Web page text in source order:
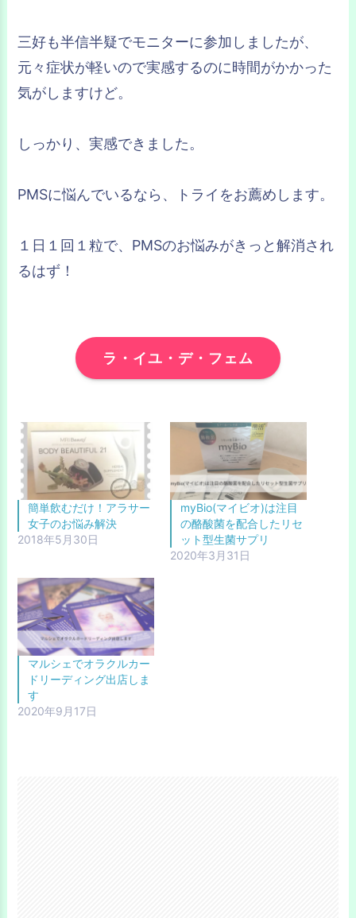
三好も半信半疑でモニターに参加しましたが、
元々症状が軽いので実感するのに時間がかかった
気がしますけど。
しっかり、実感できました。
PMSに悩んでいるなら、トライをお薦めします。
１日１回１粒で、PMSのお悩みがきっと解消され
るはず！
ラ・イユ・デ・フェム
簡単飲むだけ！アラサー
女子のお悩み解決
2018年5月30日
myBio(マイビオ)は注目
の酪酸菌を配合したリセ
ット型生菌サプリ
2020年3月31日
マルシェでオラクルカー
ドリーディング出店しま
す
2020年9月17日